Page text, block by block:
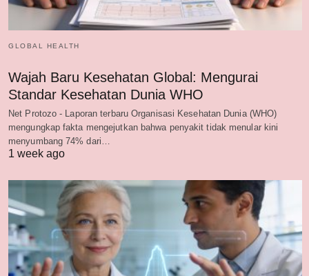
GLOBAL HEALTH
Wajah Baru Kesehatan Global: Mengurai
Standar Kesehatan Dunia WHO
Net Protozo - Laporan terbaru Organisasi Kesehatan Dunia (WHO)
mengungkap fakta mengejutkan bahwa penyakit tidak menular kini
menyumbang 74% dari…
1 week ago